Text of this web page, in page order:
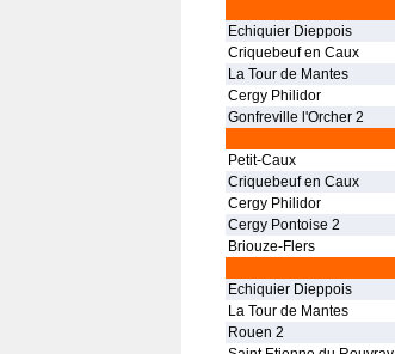
Echiquier Dieppois
Criquebeuf en Caux
La Tour de Mantes
Cergy Philidor
Gonfreville l'Orcher 2
Petit-Caux
Criquebeuf en Caux
Cergy Philidor
Cergy Pontoise 2
Briouze-Flers
Echiquier Dieppois
La Tour de Mantes
Rouen 2